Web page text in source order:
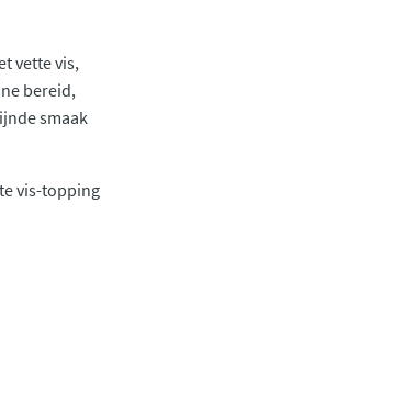
vette vis,
bereid,
smaak
vis-topping